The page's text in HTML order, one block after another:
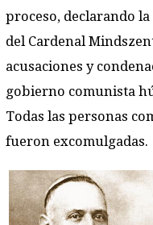
proceso, declarando
del Cardenal
acusaciones y
gobierno comunista
Todas las personas
fueron excomulgadas.